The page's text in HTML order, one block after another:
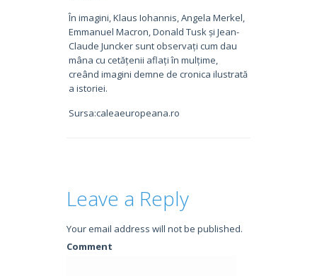
În imagini, Klaus Iohannis, Angela Merkel,
Emmanuel Macron, Donald Tusk și Jean-
Claude Juncker sunt observați cum dau
mâna cu cetățenii aflați în mulțime,
creând imagini demne de cronica ilustrată
a istoriei.
Sursa:caleaeuropeana.ro
Leave a Reply
Your email address will not be published.
Comment